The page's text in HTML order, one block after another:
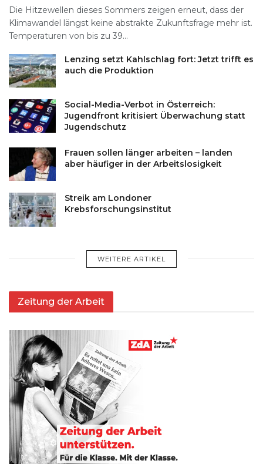
Die Hitzewellen dieses Sommers zeigen erneut, dass der
Klimawandel längst keine abstrakte Zukunftsfrage mehr ist.
Temperaturen von bis zu 39...
Lenzing setzt Kahlschlag fort: Jetzt trifft es
auch die Produktion
Social-Media-Verbot in Österreich:
Jugendfront kritisiert Überwachung statt
Jugendschutz
Frauen sollen länger arbeiten – landen
aber häufiger in der Arbeitslosigkeit
Streik am Londoner
Krebsforschungsinstitut
WEITERE ARTIKEL
Zeitung der Arbeit